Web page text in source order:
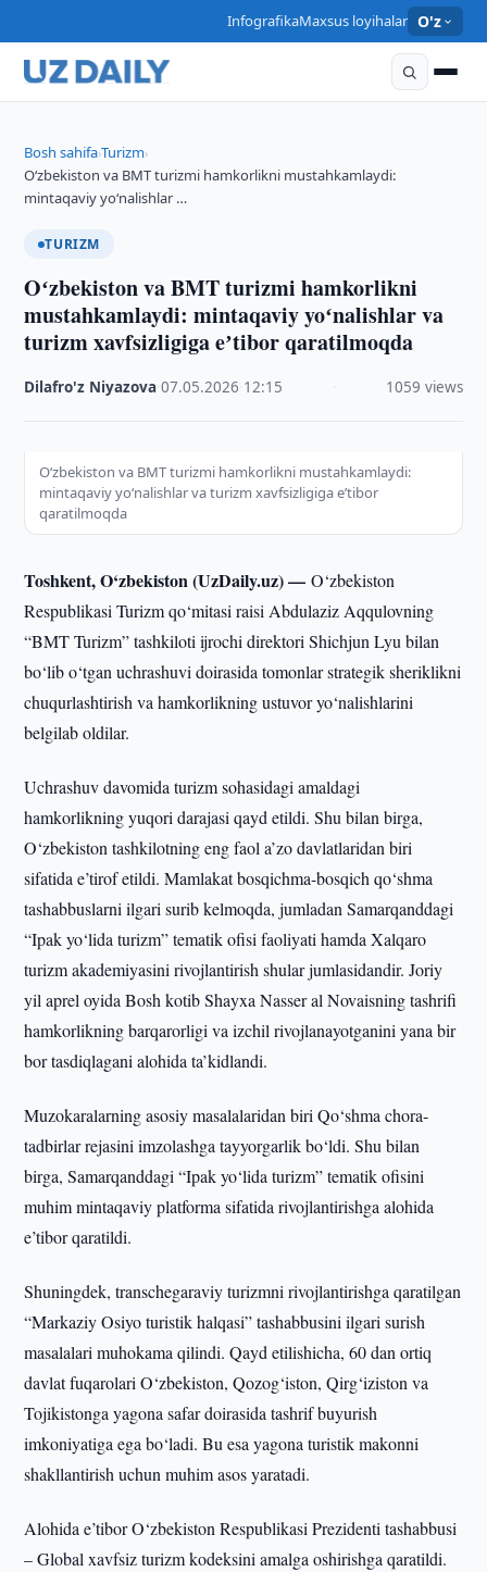
InfografikaMaxsus loyihalar O'z
Bosh sahifa›Turizm›
Oʻzbekiston va BMT turizmi hamkorlikni mustahkamlaydi:
mintaqaviy yoʻnalishlar …
TURIZM
Oʻzbekiston va BMT turizmi hamkorlikni
mustahkamlaydi: mintaqaviy yoʻnalishlar va
turizm xavfsizligiga eʼtibor qaratilmoqda
Dilafro'z Niyazova ·07.05.2026 12:15 1059 views
Oʻzbekiston va BMT turizmi hamkorlikni mustahkamlaydi:
mintaqaviy yoʻnalishlar va turizm xavfsizligiga eʼtibor
qaratilmoqda
Toshkent, O‘zbekiston (UzDaily.uz) —O‘zbekiston
Respublikasi Turizm qo‘mitasi raisi Abdulaziz Aqqulovning
“BMT Turizm” tashkiloti ijrochi direktori Shichjun Lyu bilan
bo‘lib o‘tgan uchrashuvi doirasida tomonlar strategik sheriklikni
chuqurlashtirish va hamkorlikning ustuvor yo‘nalishlarini
belgilab oldilar.
Uchrashuv davomida turizm sohasidagi amaldagi
hamkorlikning yuqori darajasi qayd etildi. Shu bilan birga,
O‘zbekiston tashkilotning eng faol a’zo davlatlaridan biri
sifatida e’tirof etildi. Mamlakat bosqichma-bosqich qo‘shma
tashabbuslarni ilgari surib kelmoqda, jumladan Samarqanddagi
“Ipak yo‘lida turizm” tematik ofisi faoliyati hamda Xalqaro
turizm akademiyasini rivojlantirish shular jumlasidandir. Joriy
yil aprel oyida Bosh kotib Shayxa Nasser al Novaisning tashrifi
hamkorlikning barqarorligi va izchil rivojlanayotganini yana bir
bor tasdiqlagani alohida ta’kidlandi.
Muzokaralarning asosiy masalalaridan biri Qo‘shma chora-
tadbirlar rejasini imzolashga tayyorgarlik bo‘ldi. Shu bilan
birga, Samarqanddagi “Ipak yo‘lida turizm” tematik ofisini
muhim mintaqaviy platforma sifatida rivojlantirishga alohida
e’tibor qaratildi.
Shuningdek, transchegaraviy turizmni rivojlantirishga qaratilgan
“Markaziy Osiyo turistik halqasi” tashabbusini ilgari surish
masalalari muhokama qilindi. Qayd etilishicha, 60 dan ortiq
davlat fuqarolari O‘zbekiston, Qozog‘iston, Qirg‘iziston va
Tojikistonga yagona safar doirasida tashrif buyurish
imkoniyatiga ega bo‘ladi. Bu esa yagona turistik makonni
shakllantirish uchun muhim asos yaratadi.
Alohida e’tibor O‘zbekiston Respublikasi Prezidenti tashabbusi
– Global xavfsiz turizm kodeksini amalga oshirishga qaratildi.